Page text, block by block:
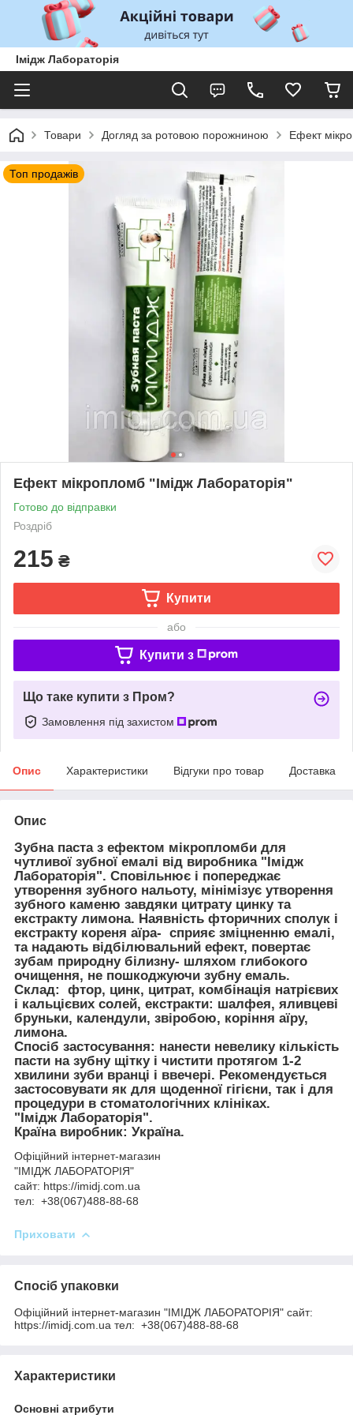
Імідж Лабораторія
Товари Догляд за ротовою порожниною Ефект
Топ продажів
Ефект мікропломб "Імідж Лабораторія"
Готово до відправки
Роздріб
215 ₴
Купити
або
Купити з
Що таке купити з Пром?
Замовлення під захистом
Опис Характеристики Відгуки про товар Доставка
Опис
Зубна паста з ефектом мікропломби для
чутливої зубної емалі від виробника "Імідж
Лабораторія". Сповільнює і попереджає
утворення зубного нальоту, мінімізує утворення
зубного каменю завдяки цитрату цинку та
екстракту лимона. Наявність фторичних сполук і
екстракту кореня аїра- сприяє зміцненню емалі,
та надають відбілювальний ефект, повертає
зубам природну білизну- шляхом глибокого
очищення, не пошкоджуючи зубну емаль.
Склад: фтор, цинк, цитрат, комбінація натрієвих
і кальцієвих солей, екстракти: шалфея, яливцеві
бруньки, календули, звіробою, коріння аїру,
лимона.
Спосіб застосування: нанести невелику кількість
пасти на зубну щітку і чистити протягом 1-2
хвилини зуби вранці і ввечері. Рекомендується
застосовувати як для щоденної гігієни, так і для
процедури в стоматологічних клініках.
"Імідж Лабораторія".
Країна виробник: Україна.
Офіційний інтернет-магазин
"ІМІДЖ ЛАБОРАТОРІЯ"
сайт: https://imidj.com.ua
тел: +38(067)488-88-68
Приховати
Спосіб упаковки
Офіційний інтернет-магазин "ІМІДЖ ЛАБОРАТОРІЯ" сайт:
https://imidj.com.ua тел: +38(067)488-88-68
Характеристики
Основні атрибути